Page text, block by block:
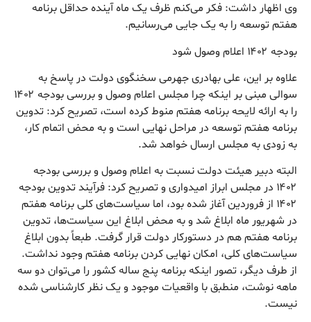
وی اظهار داشت: فکر می‌کنم ظرف یک ماه آینده حداقل برنامه
هفتم توسعه را به یک جایی می‌رسانیم.
بودجه ۱۴۰۲ اعلام وصول شود
علاوه بر این، علی بهادری جهرمی سخنگوی دولت در پاسخ به
سوالی مبنی بر اینکه چرا مجلس اعلام وصول و بررسی بودجه ۱۴۰۲
را به ارائه لایحه برنامه هفتم منوط کرده است، تصریح کرد: تدوین
برنامه هفتم توسعه در مراحل نهایی است و به محض اتمام کار،
به زودی به مجلس ارسال خواهد شد.
البته دبیر هیئت دولت نسبت به اعلام وصول و بررسی بودجه
۱۴۰۲ در مجلس ابراز امیدواری و تصریح کرد: فرآیند تدوین بودجه
۱۴۰۲ از فروردین آغاز شده بود، اما سیاست‌های کلی برنامه هفتم
در شهریور ماه ابلاغ شد و به محض ابلاغ این سیاست‌ها، تدوین
برنامه هفتم هم در دستورکار دولت قرار گرفت. طبعاً بدون ابلاغ
سیاست‌های کلی، امکان نهایی کردن برنامه هفتم وجود نداشت.
از طرف دیگر، تصور اینکه برنامه پنج ساله کشور را می‌توان دو سه
ماهه نوشت، منطبق با واقعیات موجود و یک نظر کارشناسی شده
نیست.